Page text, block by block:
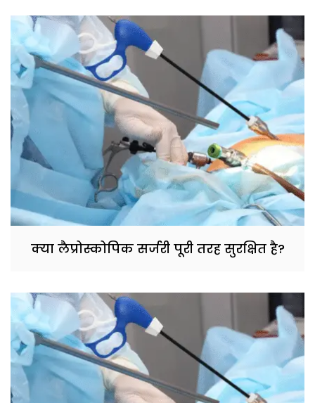
क्या लैप्रोस्कोपिक सर्जरी पूरी तरह सुरक्षित है?